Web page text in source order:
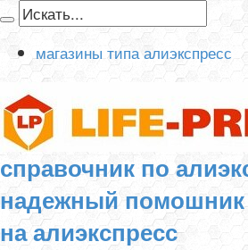
магазины типа алиэкспресс
справочник по
надежный помошник
на алиэкспресс